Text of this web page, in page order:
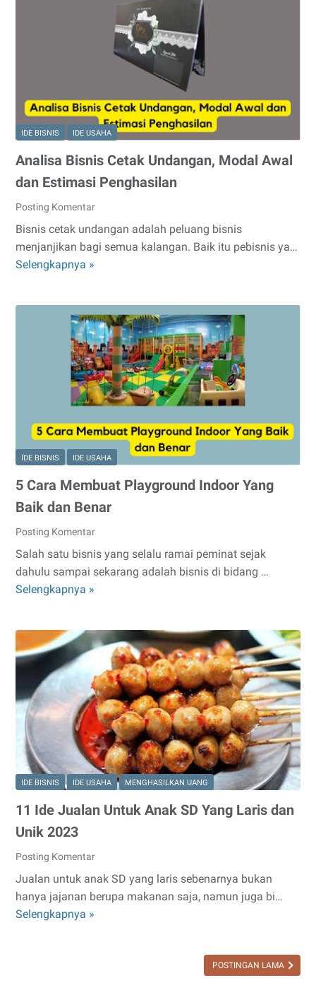
Keuntungan
Bisnis
Percetakan
IDE BISNIS IDE USAHA
Analisa Bisnis Cetak Undangan, Modal Awal
dan Estimasi Penghasilan
Posting Komentar
Bisnis cetak undangan adalah peluang bisnis
menjanjikan bagi semua kalangan. Baik itu pebisnis ya…
Selengkapnya »
Undangan,
Modal
Awal
dan
Estimasi
Penghasilan
IDE BISNIS IDE USAHA
5 Cara Membuat Playground Indoor Yang
Baik dan Benar
Posting Komentar
Salah satu bisnis yang selalu ramai peminat sejak
dahulu sampai sekarang adalah bisnis di bidang …
Selengkapnya »
Playground
Indoor
Yang
Baik
dan
Benar
IDE BISNIS IDE USAHA MENGHASILKAN UANG
11 Ide Jualan Untuk Anak SD Yang Laris dan
Unik 2023
Posting Komentar
Jualan untuk anak SD yang laris sebenarnya bukan
hanya jajanan berupa makanan saja, namun juga bi…
Selengkapnya »
POSTINGAN LAMA